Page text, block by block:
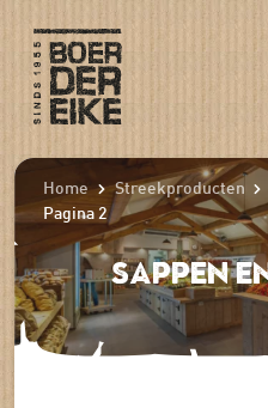
Home Streekproducten
Pagina 2
Sappen